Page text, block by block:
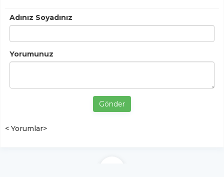
Adınız Soyadınız
Yorumunuz
Gönder
< Yorumlar>